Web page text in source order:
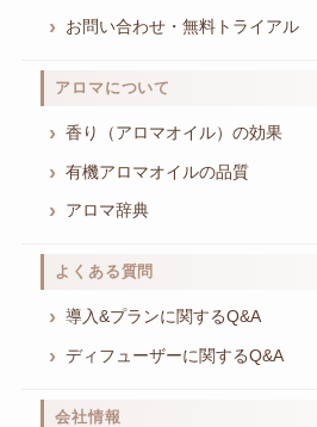
お問い合わせ・無料トライアル
アロマについて
香り（アロマオイル）の効果
有機アロマオイルの品質
アロマ辞典
よくある質問
導入&プランに関するQ&A
ディフューザーに関するQ&A
会社情報